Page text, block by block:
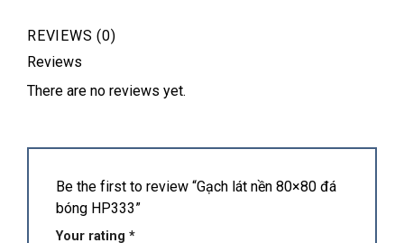
REVIEWS (0)
Reviews
There are no reviews yet.
Be the first to review “Gạch lát nền 80×80 đá
bóng HP333”
Your rating *